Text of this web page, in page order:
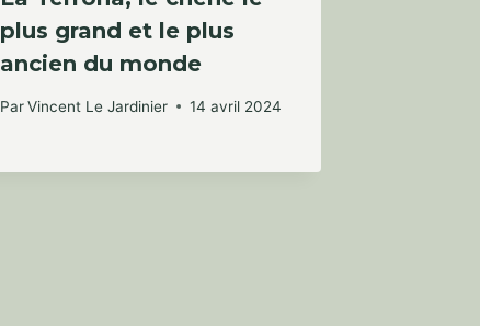
plus grand et le plus
ancien du monde
Par Vincent Le Jardinier 14 avril 2024